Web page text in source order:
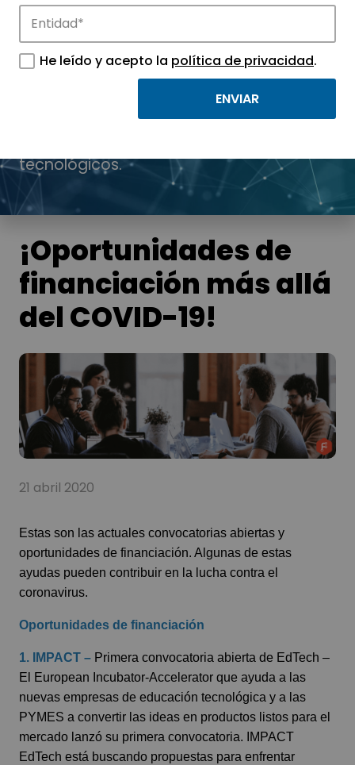
Noticias
Conoce las noticias más destacadas de
tecnológicos.
¡Oportunidades de
financiación más allá
del COVID-19!
21 abril 2020
Estas son las actuales convocatorias abiertas y
oportunidades de financiación. Algunas de estas
ayudas pueden contribuir en la lucha contra el
coronavirus.
Oportunidades de financiación
1. IMPACT – Primera convocatoria abierta de EdTech –
El European Incubator-Accelerator que ayuda a las
nuevas empresas de educación tecnológica y a las
PYMES a convertir las ideas en productos listos para el
mercado lanzó su primera convocatoria. IMPACT
EdTech está buscando propuestas para enfrentar
He leído y acepto la política de privacidad.